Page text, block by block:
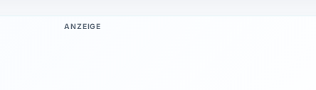
ANZEIGE